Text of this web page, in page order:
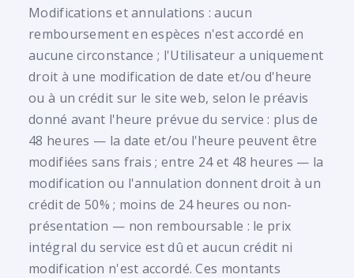
Modifications et annulations : aucun
remboursement en espèces n'est accordé en
aucune circonstance ; l'Utilisateur a uniquement
droit à une modification de date et/ou d'heure
ou à un crédit sur le site web, selon le préavis
donné avant l'heure prévue du service : plus de
48 heures — la date et/ou l'heure peuvent être
modifiées sans frais ; entre 24 et 48 heures — la
modification ou l'annulation donnent droit à un
crédit de 50% ; moins de 24 heures ou non-
présentation — non remboursable : le prix
intégral du service est dû et aucun crédit ni
modification n'est accordé. Ces montants